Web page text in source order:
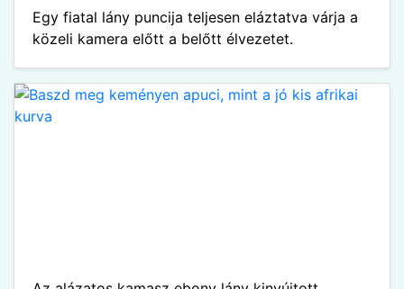
Egy fiatal lány puncija teljesen eláztatva várja a
közeli kamera előtt a belőtt élvezetet.